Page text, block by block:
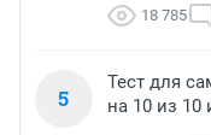
18 785
5
Тест для
на 10 из 10